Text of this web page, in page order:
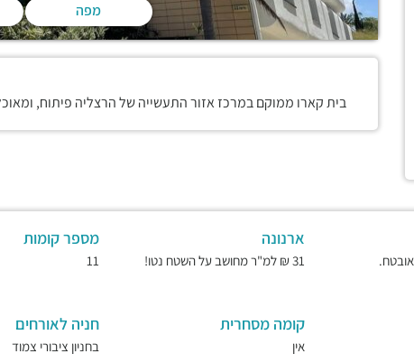
מפה
בית קארו ממוקם במרכז אזור התעשייה של הרצליה פיתוח,
ארנונה
31 ₪ למ"ר מחושב על השטח נטו!
מספר קומות
11
קומה מסחרית
אין
חניה לאורחים
בחניון ציבורי צמוד